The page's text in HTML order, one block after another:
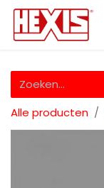
Alle producten